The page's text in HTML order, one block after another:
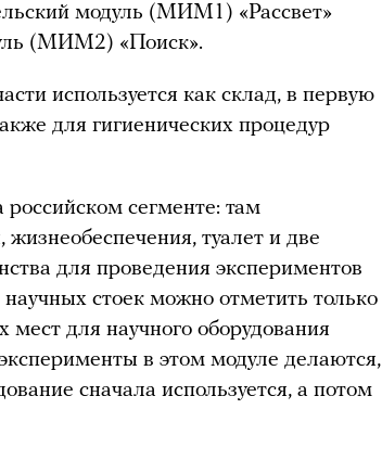
модуль (МИМ1) «Рассвет»
(МИМ2) «Поиск».
используется как склад, в первую
для гигиенических процедур
сегменте: там
туалет и две
для проведения экспериментов
стоек можно отметить только
для научного оборудования
в этом модуле делаются,
сначала используется, а потом